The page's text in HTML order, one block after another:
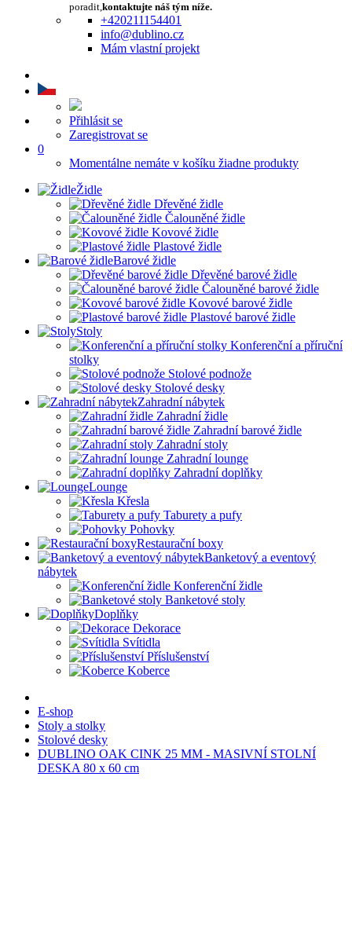
poradit,kontaktujte náš tým níže.
+420211154401
info@dublino.cz
Mám vlastní projekt
Přihlásit se
Zaregistrovat se
0
Momentálne nemáte v košíku žiadne produkty
Židle
Dřevěné židle
Čalouněné židle
Kovové židle
Plastové židle
Barové židle
Dřevěné barové židle
Čalouněné barové židle
Kovové barové židle
Plastové barové židle
Stoly
Konferenční a příruční
stolky
Stolové podnože
Stolové desky
Zahradní nábytek
Zahradní židle
Zahradní barové židle
Zahradní stoly
Zahradní lounge
Zahradní doplňky
Lounge
Křesla
Taburety a pufy
Pohovky
Restaurační boxy
Banketový a eventový
nábytek
Konferenční židle
Banketové stoly
Doplňky
Dekorace
Svítidla
Příslušenství
Koberce
E-shop
Stoly a stolky
Stolové desky
DUBLINO OAK CINK 25 MM - MASIVNÍ STOLNÍ
DESKA 80 x 60 cm